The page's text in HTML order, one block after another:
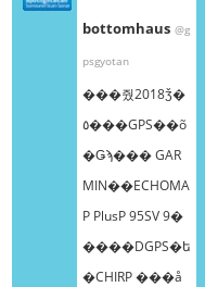
bottomhaus @g
psgyotan
���줬2018ǯ�
٥���GPS��õ
�Ǥϡ��� GAR
MIN��ECHOMA
P PlusP 95SV 9�
����DGPS�ե
�CHIRP ���å